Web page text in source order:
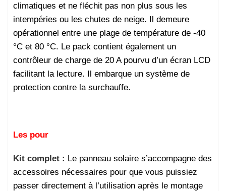
climatiques et ne fléchit pas non plus sous les
intempéries ou les chutes de neige. Il demeure
opérationnel entre une plage de température de -40
°C et 80 °C. Le pack contient également un
contrôleur de charge de 20 A pourvu d’un écran LCD
facilitant la lecture. Il embarque un système de
protection contre la surchauffe.
Les pour
Kit complet : Le panneau solaire s’accompagne des
accessoires nécessaires pour que vous puissiez
passer directement à l’utilisation après le montage